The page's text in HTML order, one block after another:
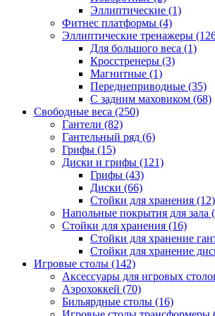
Эллиптические (1)
Фитнес платформы (4)
Эллиптические тренажеры
Для большого веса (1)
Кросстренеры (3)
Магнитные (1)
Переднеприводные (35)
С задним маховиком (68)
Свободные веса (250)
Гантели (82)
Гантельный ряд (6)
Грифы (15)
Диски и грифы (121)
Грифы (43)
Диски (66)
Стойки для хранения (12)
Напольные покрытия для зала
Стойки для хранения (16)
Стойки для хранение
Стойки для хранение
Игровые столы (142)
Аксессуары для игровых
Аэрохоккей (70)
Бильярдные столы (16)